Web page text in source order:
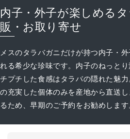
内子・外子が楽しめる
販・お取り寄せ
メスのタラバガニだけが持つ内子・
れる希少な珍味です。内子のねっと
チプチした食感はタラバの隠れた魅
の充実した個体のみを産地から直送
るため、早期のご予約をお勧めします